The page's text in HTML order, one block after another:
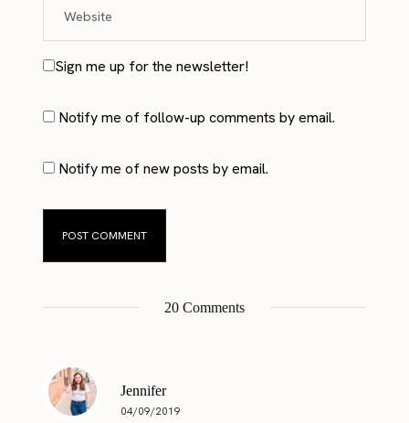
Sign me up for the newsletter!
Notify me of follow-up comments by email.
Notify me of new posts by email.
20 Comments
Jennifer
04/09/2019